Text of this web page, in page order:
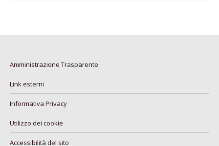
Amministrazione Trasparente
Link esterni
Informativa Privacy
Utilizzo dei cookie
Accessibilità del sito